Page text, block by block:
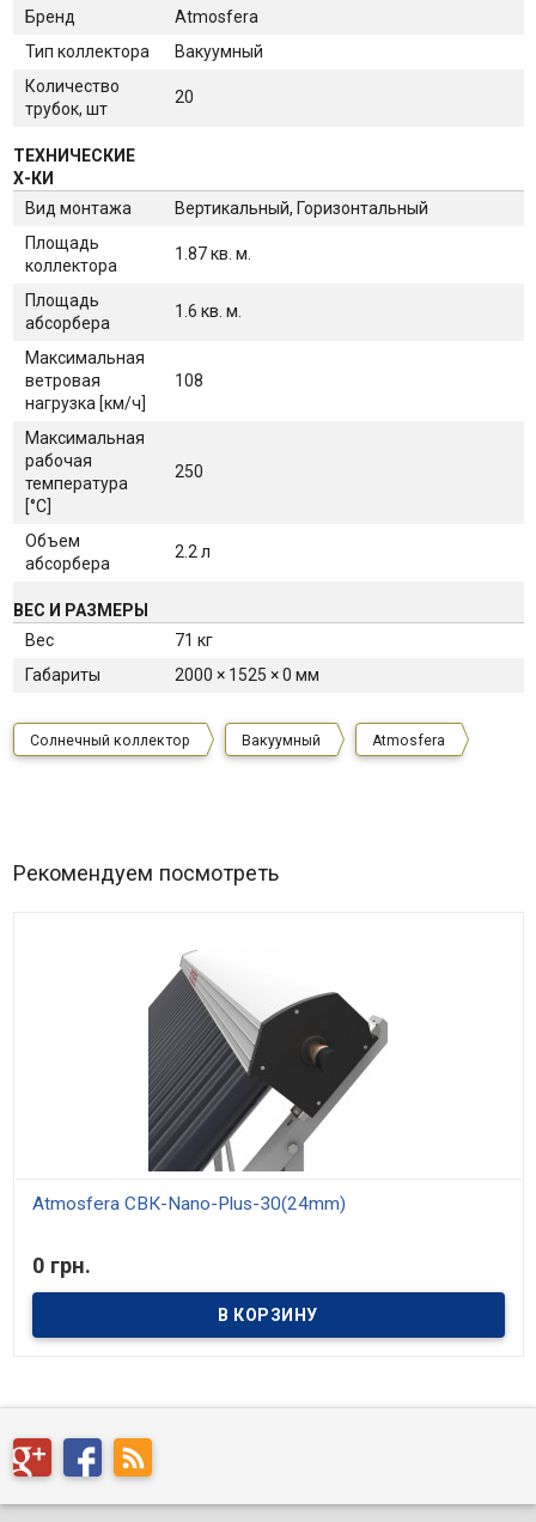
Бренд
Atmosfera
Тип коллектора
Вакуумный
Количество
трубок, шт
20
ТЕХНИЧЕСКИЕ
Х-КИ
Вид монтажа
Вертикальный, Горизонтальный
Площадь
коллектора
1.87 кв. м.
Площадь
абсорбера
1.6 кв. м.
Максимальная
ветровая
нагрузка [км/ч]
108
Максимальная
рабочая
температура
[°С]
250
Объем
абсорбера
2.2 л
ВЕС И РАЗМЕРЫ
Вес
71 кг
Габариты
2000 × 1525 × 0 мм
Солнечный коллектор Вакуумный Atmosfera
Рекомендуем посмотреть
Atmosfera СВК-Nano-Plus-30(24mm)
Вакуумные солнечные коллекторы ATMOSFERA идеальны для
применения в круглогодичном режиме работы в любых
климатических зонах. Основное назначение вакуумных
солнечных коллекторов — нагрев горячей воды и поддержки
систем отопления. Для солнечных коллекторов ATMOSFERA®
оборудование ATMOSFERA®, пользователь имеет возможность
также увеличить срок службы основного котельного
оборудования, отключив его в летний период.
0 грн.